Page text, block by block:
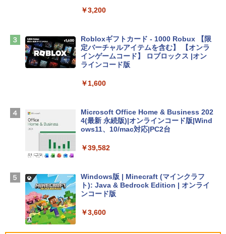
HP ノートパソコン 15-fd 15.6インチ 16
GBメモリ 512GB SSD インテル Core 5
Apple 2026 MacBook Air M5チップ搭載
13インチノートブック：AIとApple Intell
igence、13.6インチLiquid Retinaディ
2GB SSDストレージ、12MPセンターフ
レームカメラ、日本語キーボード、Touc
￥217,556
【Amazon.co.jp限定】ASUS ノートパソ
コン Vivobook 15 M1502NAQ 15.6イン
￥3,200
Robloxギフトカード - 1000 Robux 【限
定バーチャルアイテムを含む】 【オンラ
インゲームコード】 ロブロックス |オン
ラインコード版
￥1,600
Microsoft Office Home & Business 202
4(最新 永続版)|オンラインコード版|Wind
ows11、10/mac対応|PC2台
￥39,582
Windows版 | Minecraft (マインクラフ
ト): Java & Bedrock Edition | オンライ
ンコード版
￥3,600